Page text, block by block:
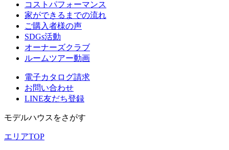
コストパフォーマンス
家ができるまでの流れ
ご購入者様の声
SDGs活動
オーナーズクラブ
ルームツアー動画
電子カタログ請求
お問い合わせ
LINE友だち登録
モデルハウスをさがす
エリアTOP